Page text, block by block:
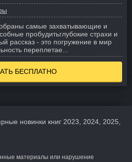
самые захватывающие и
пробудитьглубокие страхи и
рассказ - это погружение в мир
переплетае...
БЕСПЛАТНО
новинки книг 2023, 2024, 2025,
материалы или нарушение